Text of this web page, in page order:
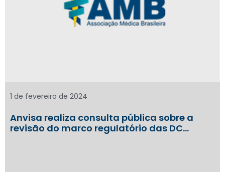
Anvisa realiza consulta pública sobre a
revisão do marco regulatório das DC…
1 de fevereiro de 2024